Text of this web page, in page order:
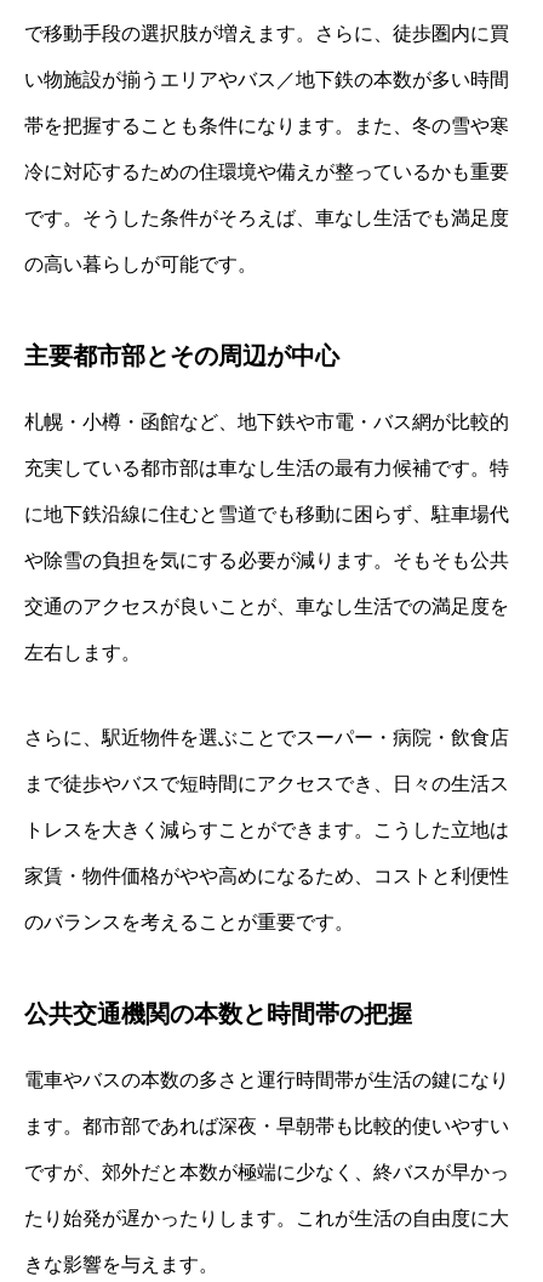
で移動手段の選択肢が増えます。さらに、徒歩圏内に買
い物施設が揃うエリアやバス／地下鉄の本数が多い時間
帯を把握することも条件になります。また、冬の雪や寒
冷に対応するための住環境や備えが整っているかも重要
です。そうした条件がそろえば、車なし生活でも満足度
の高い暮らしが可能です。
主要都市部とその周辺が中心
札幌・小樽・函館など、地下鉄や市電・バス網が比較的
充実している都市部は車なし生活の最有力候補です。特
に地下鉄沿線に住むと雪道でも移動に困らず、駐車場代
や除雪の負担を気にする必要が減ります。そもそも公共
交通のアクセスが良いことが、車なし生活での満足度を
左右します。
さらに、駅近物件を選ぶことでスーパー・病院・飲食店
まで徒歩やバスで短時間にアクセスでき、日々の生活ス
トレスを大きく減らすことができます。こうした立地は
家賃・物件価格がやや高めになるため、コストと利便性
のバランスを考えることが重要です。
公共交通機関の本数と時間帯の把握
電車やバスの本数の多さと運行時間帯が生活の鍵になり
ます。都市部であれば深夜・早朝帯も比較的使いやすい
ですが、郊外だと本数が極端に少なく、終バスが早かっ
たり始発が遅かったりします。これが生活の自由度に大
きな影響を与えます。